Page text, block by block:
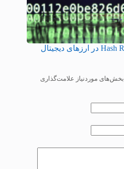
بخش‌های موردنیاز علامت‌گذاری